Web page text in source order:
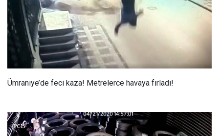
Ümraniye’de feci kaza! Metrelerce havaya fırladı!